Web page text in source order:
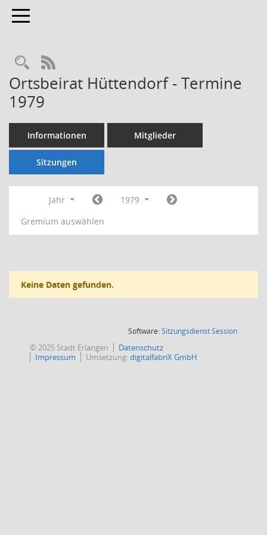
Toggle navigation
Rechercheauswahl
RSS-Feed
Ortsbeirat Hüttendorf - Termine
1979
Informationen Mitglieder
Sitzungen
Jahr
1979
Gremium auswählen
Keine Daten gefunden.
Software:SitzungsdienstSession(Wird in
© 2025 Stadt Erlangen
Datenschutz
Impressum
Umsetzung:digitalfabriX GmbH